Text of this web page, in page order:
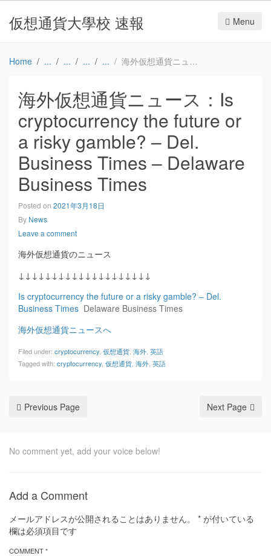
仮想通貨大學校 速報 Menu
Home 海外仮想通貨ニュース：Is cryptocurrency the future or a risky gamble? – Del. Business Times – Delaware Business Times
海外仮想通貨ニュース：Is
cryptocurrency the future or
a risky gamble? – Del.
Business Times – Delaware
Business Times
Posted on 2021年3月18日
By News
Leave a comment
海外仮想通貨のニュース
↓↓↓↓↓↓↓↓↓↓↓↓↓↓↓↓↓↓↓↓
Is cryptocurrency the future or a risky gamble? – Del.
Business Times Delaware Business Times
海外仮想通貨ニュースへ
Filed under: cryptocurrency 仮想通貨 海外 英語
Tagged with: cryptocurrency 仮想通貨 海外 英語
Previous Page Next Page
No comment yet, add your voice below!
Add a Comment
メールアドレスが公開されることはありません。 * が付いている
欄は必須項目です
COMMENT *